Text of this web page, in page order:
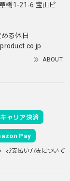
橋1-21-6 宝山ビ
る休日
ABOUT
キャリア決済
Pay
お支払い方法について